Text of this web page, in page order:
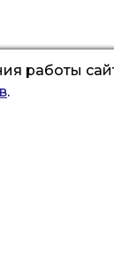
работы
.